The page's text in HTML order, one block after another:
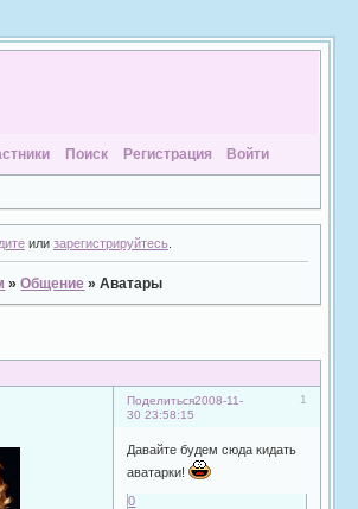
Поиск Регистрация Войти
или зарегистрируйтесь.
»Общение »Аватары
Поделиться 1
2008-11-
30 23:58:15
Давайте будем сюда кидать
аватарки!
0